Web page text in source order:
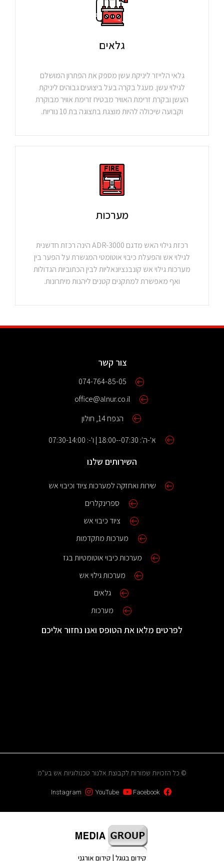
גלאים
גלאי הלייזר ליניקת עשן מספק את הפתרון המושלם
לגילוי עשן. מעגל בקרה בעל ביצועים גבוהים ליניקת
העשן ובקרת זרימת האוויר מבטיח זרימת אוויר מבוקרת
וקבועה שיכולה להיות מוצגת בתצוגה בת 10 נוריות.
מערכות
רכזת גילוי האש מדגם ADR-3000 הינה רכזת חדשנית
לגילוי אש והפעלת כיבוי אוטומטי המגשרת על הפער בין
מערכות גילוי אש קונבנציונאליות לבין הכתוביות הגדולות
ואף מאפשרת למתקנים קטנים ליהנות מיתרונות.
צור קשר
074-764-85-05
office@alnur.co.il
הנפח 14, חולון
א'-ה': 07:30--18:00 | ו'-: 07:30-14:00
השירותים שלנו
שירות ואחזקה למערכות ציוד וכיבוי אש
ספרינקלרים
ציוד כיבוי אש
מערכות מתקדמות
מערכות כיבוי אוטומטיות בגז
מערכות גילוי אש
גלאים
מערכות
לפרטים מלאו את הטופס ואנו נחזור אליכם
© כל הזכויות שמורות לקבוצת אלנור טכנולוגיות אש בע"מ
Facebook
YouTube
Instagram
קידום בגוגל | קידום אורגני